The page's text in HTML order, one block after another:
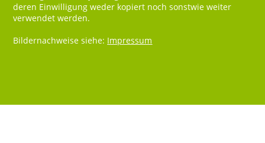
deren Einwilligung weder kopiert noch sonstwie weiter
verwendet werden.
Bildernachweise siehe: Impressum